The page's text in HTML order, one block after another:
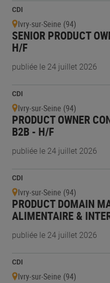
CDI
Ivry-sur-Seine (94)
SENIOR PRODUCT
H/F
publiée le 24 juillet 2026
CDI
Ivry-sur-Seine (94)
PRODUCT OWNER
B2B - H/F
publiée le 24 juillet 2026
CDI
Ivry-sur-Seine (94)
PRODUCT DOMAIN
ALIMENTAIRE &
publiée le 24 juillet 2026
CDI
Ivry-sur-Seine (94)